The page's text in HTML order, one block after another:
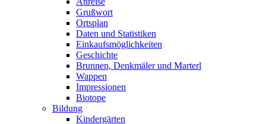
Grußwort
Ortsplan
Daten und Statistiken
Einkaufsmöglichkeiten
Geschichte
Brunnen, Denkmäler und Marterl
Wappen
Impressionen
Biotope
Bildung
Kindergärten